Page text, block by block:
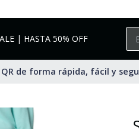
| HASTA 50% OFF
de forma rápida, fácil y